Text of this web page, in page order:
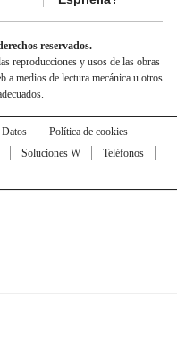
reservados.
reproducciones y usos de las obras
a medios de lectura mecánica u otros
Política de cookies
Soluciones W
Teléfonos